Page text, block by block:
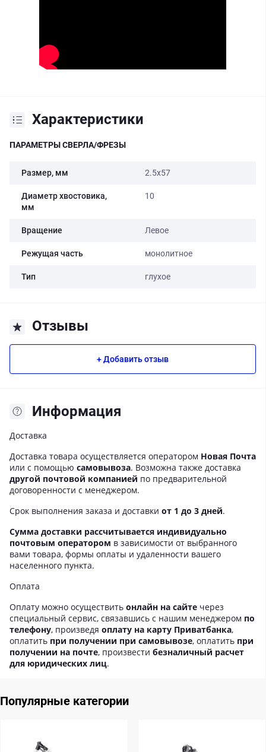
Характеристики
ПАРАМЕТРЫ СВЕРЛА/ФРЕЗЫ
Размер, мм 2.5x57
Диаметр хвостовика,
мм
10
Вращение Левое
Режущая часть монолитное
Тип глухое
Отзывы
+ Добавить отзыв
Информация
Доставка
Доставка товара осуществляется оператором Новая Почта
или с помощью самовывоза. Возможна также доставка
другой почтовой компанией по предварительной
договоренности с менеджером.
Срок выполнения заказа и доставки от 1 до 3 дней.
Сумма доставки рассчитывается индивидуально
почтовым оператором в зависимости от выбранного
вами товара, формы оплаты и удаленности вашего
населенного пункта.
Оплата
Оплату можно осуществить онлайн на сайте через
специальный сервис, связавшись с нашим менеджером по
телефону, произведя оплату на карту Приватбанка,
оплатить при получении при самовывозе, оплатить при
получении на почте, произвести безналичный расчет
для юридических лиц.
Популярные категории